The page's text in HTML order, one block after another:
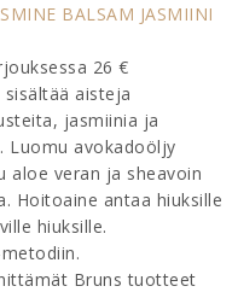
BALSAM JASMIINI
26 €
aisteja
jasmiinia ja
Luomu avokadoöljy
aloe veran ja sheavoin
Hoitoaine antaa hiuksille
hiuksille.
Bruns tuotteet